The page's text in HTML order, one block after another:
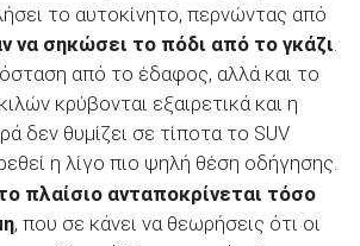
το αυτοκίνητο, περνώντας από
να σηκώσει το πόδι από το γκάζι
από το έδαφος, αλλά και το
κρύβονται εξαιρετικά και η
δεν θυμίζει σε τίποτα το SUV
η λίγο πιο ψηλή θέση οδήγησης.
πλαίσιο ανταποκρίνεται τόσο
, που σε κάνει να θεωρήσεις ότι οι